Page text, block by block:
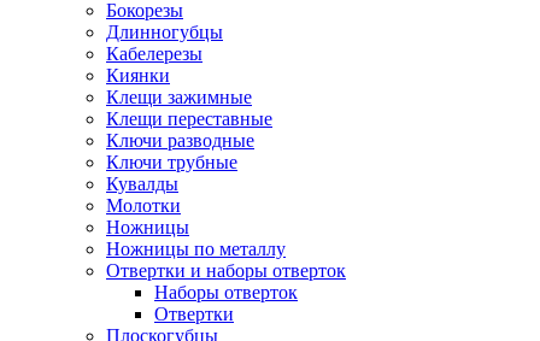
Бокорезы
Длинногубцы
Кабелерезы
Киянки
Клещи зажимные
Клещи переставные
Ключи разводные
Ключи трубные
Кувалды
Молотки
Ножницы
Ножницы по металлу
Отвертки и наборы отверток
Наборы отверток
Отвертки
Плоскогубцы